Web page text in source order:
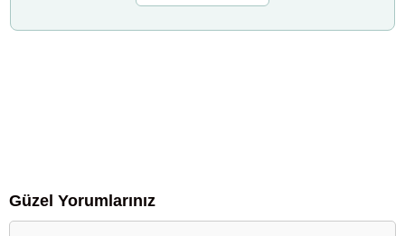
Güzel Yorumlarınız